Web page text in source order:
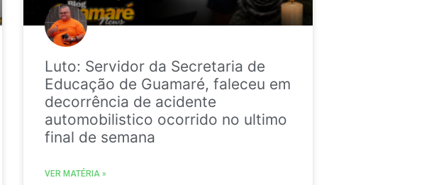
Luto: Servidor da Secretaria de
Educação de Guamaré, faleceu em
decorrência de acidente
automobilistico ocorrido no ultimo
final de semana
VER MATÉRIA »